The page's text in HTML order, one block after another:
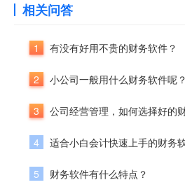
相关问答
1 有没有好用不贵的财务软件？
2 小公司一般用什么财务软件呢？
3 公司经营管理，如何选择好的
4 适合小白会计快速上手的财务
5 财务软件有什么特点？